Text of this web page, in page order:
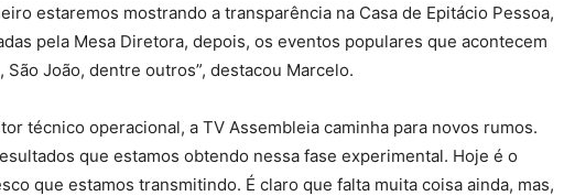
estaremos mostrando a transparência na Casa de Epitácio Pessoa,
pela Mesa Diretora, depois, os eventos populares que acontecem
São João, dentre outros”, destacou Marcelo.
técnico operacional, a TV Assembleia caminha para novos rumos.
que estamos obtendo nessa fase experimental. Hoje é o
que estamos transmitindo. É claro que falta muita coisa ainda, mas,